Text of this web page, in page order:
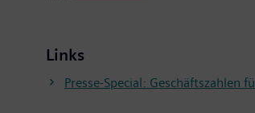
Links
Presse-Special: Geschäftszahlen